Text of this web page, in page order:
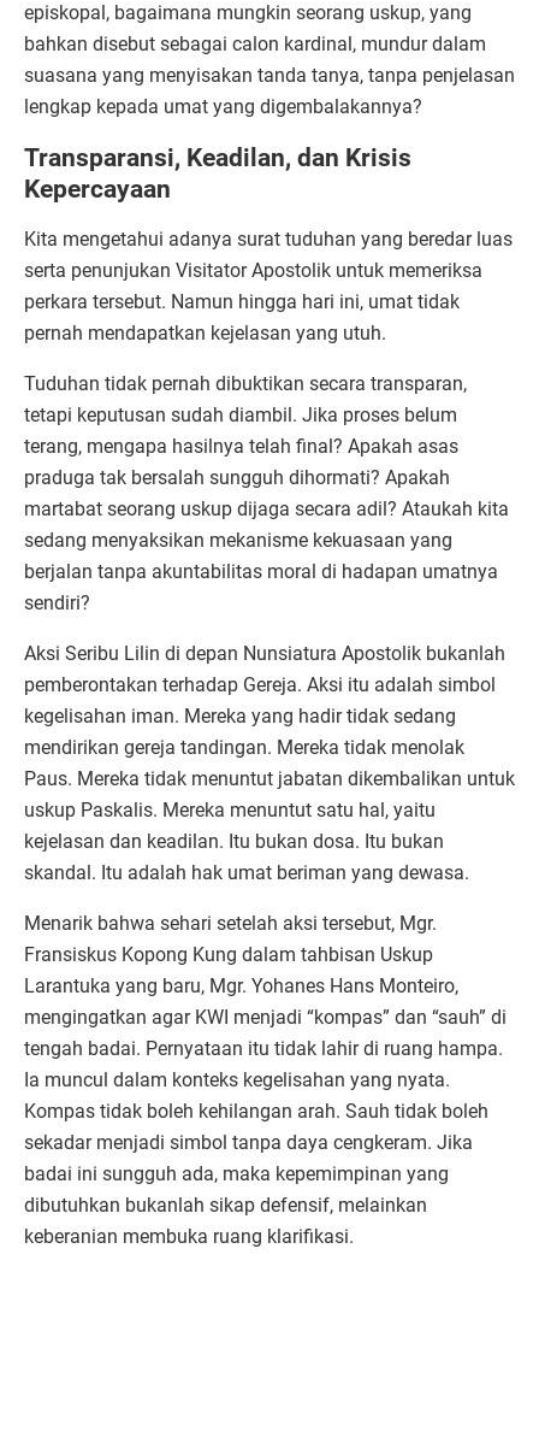
episkopal, bagaimana mungkin seorang uskup, yang
bahkan disebut sebagai calon kardinal, mundur dalam
suasana yang menyisakan tanda tanya, tanpa penjelasan
lengkap kepada umat yang digembalakannya?
Transparansi, Keadilan, dan Krisis
Kepercayaan
Kita mengetahui adanya surat tuduhan yang beredar luas
serta penunjukan Visitator Apostolik untuk memeriksa
perkara tersebut. Namun hingga hari ini, umat tidak
pernah mendapatkan kejelasan yang utuh.
Tuduhan tidak pernah dibuktikan secara transparan,
tetapi keputusan sudah diambil. Jika proses belum
terang, mengapa hasilnya telah final? Apakah asas
praduga tak bersalah sungguh dihormati? Apakah
martabat seorang uskup dijaga secara adil? Ataukah kita
sedang menyaksikan mekanisme kekuasaan yang
berjalan tanpa akuntabilitas moral di hadapan umatnya
sendiri?
Aksi Seribu Lilin di depan Nunsiatura Apostolik bukanlah
pemberontakan terhadap Gereja. Aksi itu adalah simbol
kegelisahan iman. Mereka yang hadir tidak sedang
mendirikan gereja tandingan. Mereka tidak menolak
Paus. Mereka tidak menuntut jabatan dikembalikan untuk
uskup Paskalis. Mereka menuntut satu hal, yaitu
kejelasan dan keadilan. Itu bukan dosa. Itu bukan
skandal. Itu adalah hak umat beriman yang dewasa.
Menarik bahwa sehari setelah aksi tersebut, Mgr.
Fransiskus Kopong Kung dalam tahbisan Uskup
Larantuka yang baru, Mgr. Yohanes Hans Monteiro,
mengingatkan agar KWI menjadi “kompas” dan “sauh” di
tengah badai. Pernyataan itu tidak lahir di ruang hampa.
Ia muncul dalam konteks kegelisahan yang nyata.
Kompas tidak boleh kehilangan arah. Sauh tidak boleh
sekadar menjadi simbol tanpa daya cengkeram. Jika
badai ini sungguh ada, maka kepemimpinan yang
dibutuhkan bukanlah sikap defensif, melainkan
keberanian membuka ruang klarifikasi.